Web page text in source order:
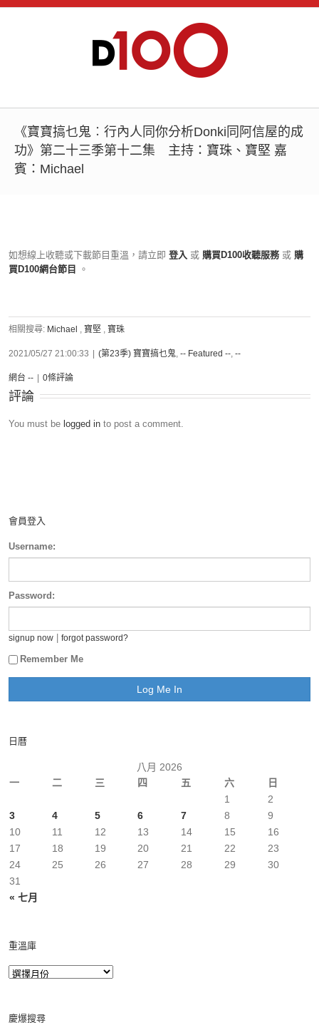
《寶寶搞乜鬼︰行內人同你分析Donki同阿信屋的成
功》第二十三季第十二集 主持：寶珠、寶堅 嘉
賓：Michael
如想線上收聽或下載節目重溫，請立即 登入 或 購買D100收聽服務 或 購
買D100網台節目
。
相關搜尋: Michael , 寶堅 , 寶珠
2021/05/27 21:00:33 (第23季) 寶寶搞乜鬼, -- Featured --, --
網台 -- 0條評論
評論
You must be logged in to post a comment.
會員登入
Username:
Password:
signup now forgot password?
Remember Me
日曆
八月 2026
一
二 三 四 五 六 日
« 七月
1
2
3
4 5 6 7 8
9
10
11 12 13 14 15
16
17
18 19 20 21 22
23
24
25 26 27 28 29
30
31
重溫庫
慶爆搜尋